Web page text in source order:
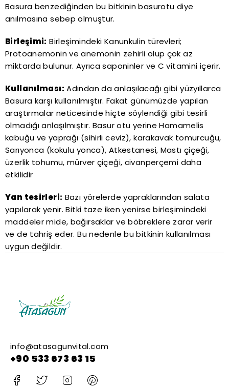
Basura benzediğinden bu bitkinin basurotu diye
anılmasına sebep olmuştur.
Birleşimi: Birleşimindeki Kanunkulin türevleri;
Protoanemonin ve anemonin zehirli olup çok az
miktarda bulunur. Ayrıca saponinler ve C vitamini içerir.
Kullanılması: Adından da anlaşılacağı gibi yüzyıllarca
Basura karşı kullanılmıştır. Fakat günümüzde yapılan
araştırmalar neticesinde hiçte söylendiği gibi tesirli
olmadığı anlaşılmıştır. Basur otu yerine Hamamelis
kabuğu ve yaprağı (sihirli ceviz), karakavak tomurcuğu,
Sarıyonca (kokulu yonca), Atkestanesi, Mastı çiçeği,
üzerlik tohumu, mürver çiçeği, civanperçemi daha
etkilidir
Yan tesirleri: Bazı yörelerde yapraklarından salata
yapılarak yenir. Bitki taze iken yenirse birleşimindeki
maddeler mide, bağırsaklar ve böbreklere zarar verir
ve de tahriş eder. Bu nedenle bu bitkinin kullanılması
uygun değildir.
info@atasagunvital.com
+90 533 673 63 15